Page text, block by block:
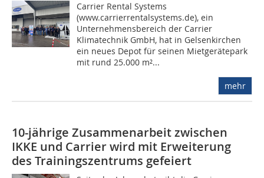
Carrier Rental Systems
(www.carrierrentalsystems.de), ein
Unternehmensbereich der Carrier
Klimatechnik GmbH, hat in Gelsenkirchen
ein neues Depot für seinen Mietgerätepark
mit rund 25.000 m²...
mehr
10-jährige Zusammenarbeit zwischen
IKKE und Carrier wird mit Erweiterung
des Trainingszentrums gefeiert